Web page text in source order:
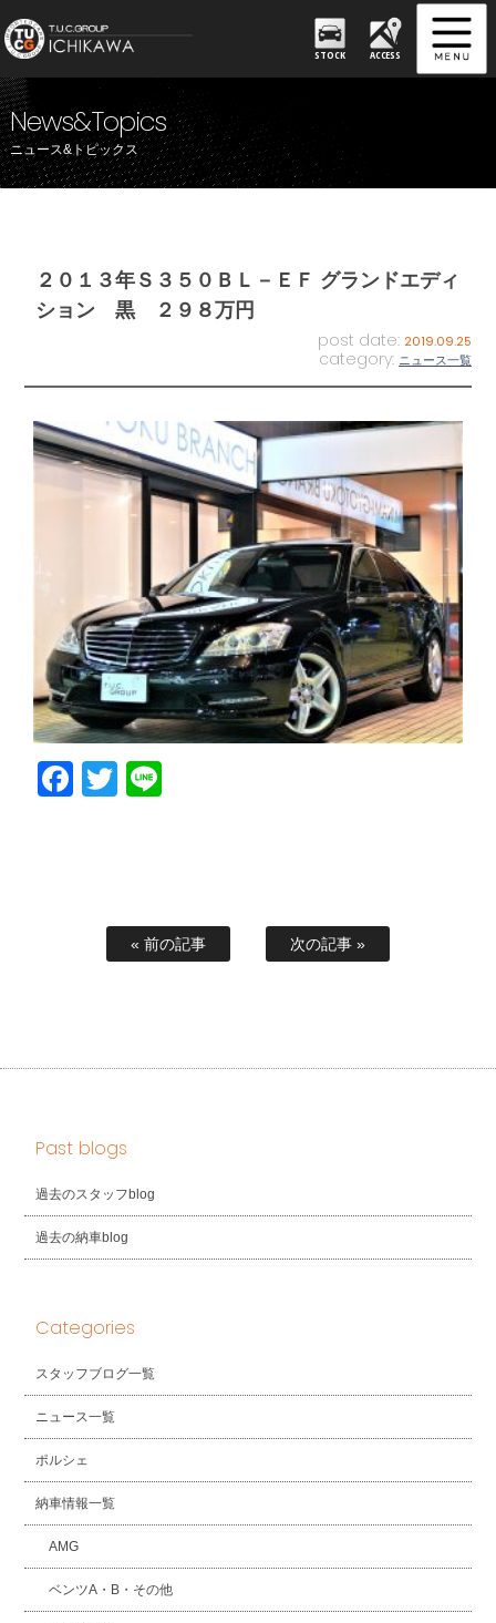
STOCK ACCESS
News&Topics
ニュース&トピックス
２０１３年Ｓ３５０ＢＬ－ＥＦ グランドエディ
ション 黒 ２９８万円
post date: 2019.09.25
category: ニュース一覧
Facebook
Twitter
« 前の記事 次の記事 »
Past blogs
過去のスタッフblog
過去の納車blog
Categories
スタッフブログ一覧
ニュース一覧
ポルシェ
納車情報一覧
AMG
ベンツA・B・その他